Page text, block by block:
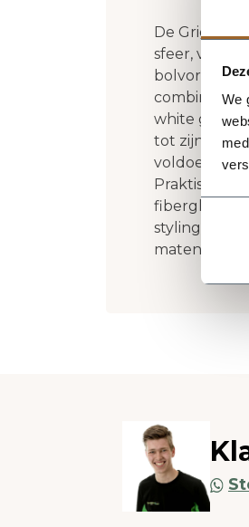
We
De Grigio
sfeer,
bolvorm
combineert
white geeft
tot zijn recht
voldoende
Praktische
fiberglas
styling in
maten of